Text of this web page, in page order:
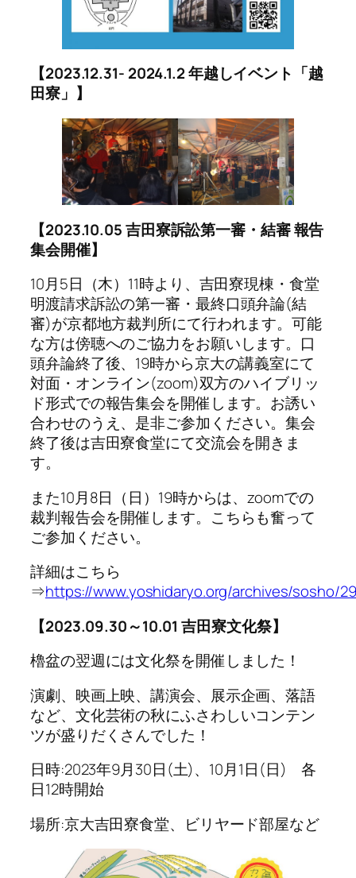
【2023.12.31- 2024.1.2 年越しイベント「越
田寮」】
【2023.10.05 吉田寮訴訟第一審・結審 報告
集会開催】
10月5日（木）11時より、吉田寮現棟・食堂
明渡請求訴訟の第一審・最終口頭弁論(結
審)が京都地方裁判所にて行われます。可能
な方は傍聴へのご協力をお願いします。口
頭弁論終了後、19時から京大の講義室にて
対面・オンライン(zoom)双方のハイブリッ
ド形式での報告集会を開催します。お誘い
合わせのうえ、是非ご参加ください。集会
終了後は吉田寮食堂にて交流会を開きま
す。
また10月8日（日）19時からは、zoomでの
裁判報告会を開催します。こちらも奮って
ご参加ください。
詳細はこちら
⇒https://www.yoshidaryo.org/archives/sosho/
【2023.09.30～10.01 吉田寮文化祭】
櫓盆の翌週には文化祭を開催しました！
演劇、映画上映、講演会、展示企画、落語
など、文化芸術の秋にふさわしいコンテン
ツが盛りだくさんでした！
日時:2023年9月30日(土)、10月1日(日) 各
日12時開始
場所:京大吉田寮食堂、ビリヤード部屋など